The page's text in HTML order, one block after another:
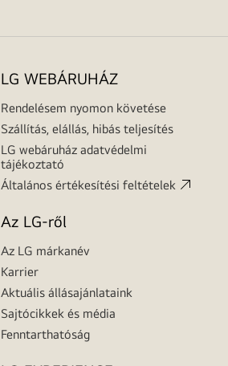
LG WEBÁRUHÁZ
Rendelésem nyomon követése
Szállítás, elállás, hibás teljesítés
LG webáruház adatvédelmi
tájékoztató
Általános értékesítési feltételek
Az LG-ről
Az LG márkanév
Karrier
Aktuális állásajánlataink
Sajtócikkek és média
Fenntarthatóság